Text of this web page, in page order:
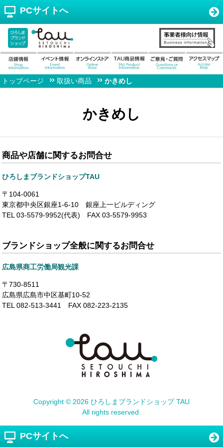
PCサイトへ
トップページ 取扱い商品 かきめし
かきめし
商品や店舗に関するお問合せ
ひろしまブランドショップTAU
〒104-0061
東京都中央区銀座1-6-10 銀座上一ビルディング
TEL 03-5579-9952(代表) FAX 03-5579-9953
ブランドショップ全般に関するお問合せ
広島県商工労働局観光課
〒730-8511
広島県広島市中区基町10-52
TEL 082-513-3441 FAX 082-223-2135
Copyright © 2026 ひろしまブランドショップ TAU
All rights reserved.
PCサイトへ